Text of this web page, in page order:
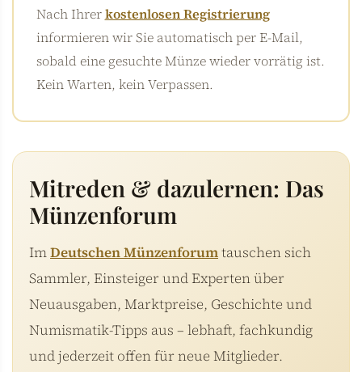
Nach Ihrerkostenlosen Registrierung
informieren wir Sie automatisch per E-Mail,
sobald eine gesuchte Münze wieder vorrätig ist.
Kein Warten, kein Verpassen.
Mitreden & dazulernen: Das
Münzenforum
ImDeutschen Münzenforumtauschen sich
Sammler, Einsteiger und Experten über
Neuausgaben, Marktpreise, Geschichte und
Numismatik-Tipps aus – lebhaft, fachkundig
und jederzeit offen für neue Mitglieder.